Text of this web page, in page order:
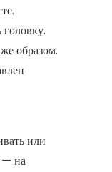
образом.
или
— на